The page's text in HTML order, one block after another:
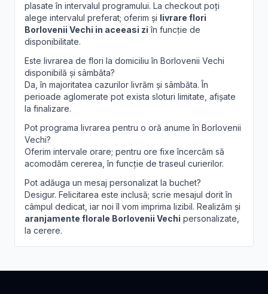
plasate în intervalul programului. La checkout poți
alege intervalul preferat; oferim și livrare flori
Borlovenii Vechi in aceeasi zi în funcție de
disponibilitate.
Este livrarea de flori la domiciliu în Borlovenii Vechi
disponibilă și sâmbăta?
Da, în majoritatea cazurilor livrăm și sâmbăta. În
perioade aglomerate pot exista sloturi limitate, afișate
la finalizare.
Pot programa livrarea pentru o oră anume în Borlovenii
Vechi?
Oferim intervale orare; pentru ore fixe încercăm să
acomodăm cererea, în funcție de traseul curierilor.
Pot adăuga un mesaj personalizat la buchet?
Desigur. Felicitarea este inclusă; scrie mesajul dorit în
câmpul dedicat, iar noi îl vom imprima lizibil. Realizăm și
aranjamente florale Borlovenii Vechi personalizate,
la cerere.